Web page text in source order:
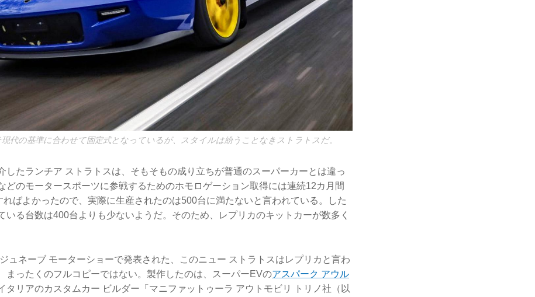
代の基準に合わせて固定式となっているが、スタイルは紛うことなきストラトスだ。
したランチア ストラトスは、そもそもの成り立ちが普通のスーパーカーとは違っ
どのモータースポーツに参戦するためのホモロゲーション取得には連続12カ月間
ればよかったので、実際に生産されたのは500台に満たないと言われている。した
いる台数は400台よりも少ないようだ。そのため、レプリカのキットカーが数多く
ュネーブ モーターショーで発表された、このニュー ストラトスはレプリカと言わ
まったくのフルコピーではない。製作したのは、スーパーEVのアスパーク アウル
タリアのカスタムカー ビルダー「マニファットゥーラ アウトモビリ トリノ社（以